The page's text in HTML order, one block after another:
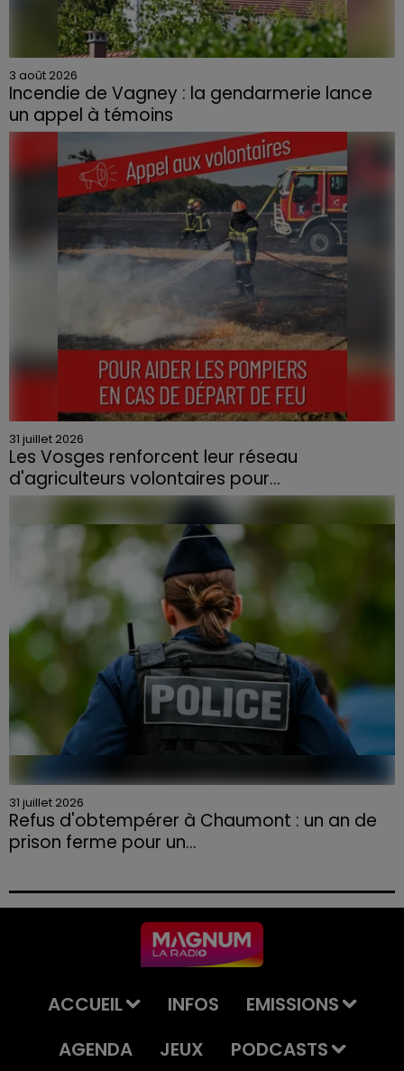
3 août 2026
Incendie de Vagney : la gendarmerie lance
un appel à témoins
Le feu, parti d'une haie avant de se propager au
quartier résidentiel, avait détruit deux habitations et
contraint à l'évacuation d'une centaine de personnes.
31 juillet 2026
Les Vosges renforcent leur réseau
d'agriculteurs volontaires pour...
Face à la sécheresse et aux risques de départs de feu,
la Chambre d'agriculture des Vosges a lancé un appel
aux agriculteurs volontaires pour venir en aide...
31 juillet 2026
Refus d'obtempérer à Chaumont : un an de
prison ferme pour un...
permis et la confiscation de son véhicule.
ACCUEIL INFOS
EMISSIONS
AGENDA
JEUX PODCASTS